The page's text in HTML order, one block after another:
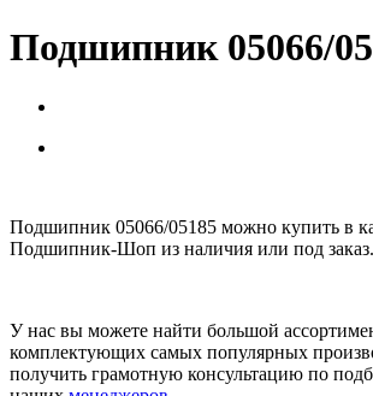
Подшипник 05066/
Подшипник 05066/05185 можно купить в
Подшипник-Шоп из наличия или под заказ.
У нас вы можете найти большой
комплектующих самых популярных
получить грамотную консультацию по